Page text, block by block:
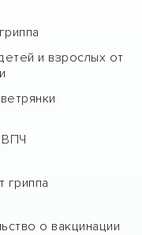
и взрослых от
ВПЧ
гриппа
о вакцинации